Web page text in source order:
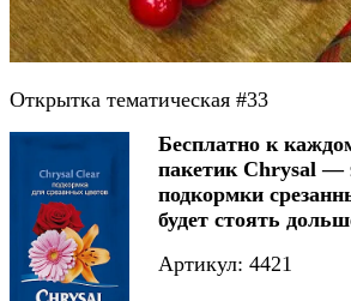
Открытка тематическая #33
Бесплатно к
пакетик Chrysal —
подкормки
будет стоять
Артикул: 4421